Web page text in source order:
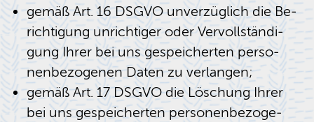
gemäß Art. 16 DSGVO un­ver­züg­lich die Be­
rich­ti­gung un­rich­ti­ger oder Ver­voll­stän­di­
gung Ihrer bei uns ge­spei­cher­ten per­so­
nen­be­zo­ge­nen Daten zu ver­lan­gen;
gemäß Art. 17 DSGVO die Lö­schung Ihrer
bei uns ge­spei­cher­ten per­so­nen­be­zo­ge­